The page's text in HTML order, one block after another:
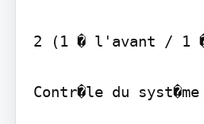
2 (1 � l'avant / 1
Contr�le du syst�me